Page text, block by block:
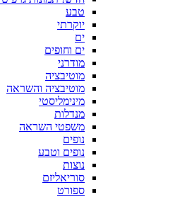
טבע
יוקרתי
ים
ים וחופים
מודרני
מוטיבציה
מוטיבציה והשראה
מינימליסטי
מנדלות
משפטי השראה
נופים
נופים וטבע
נוצות
סוריאליזם
ספורט